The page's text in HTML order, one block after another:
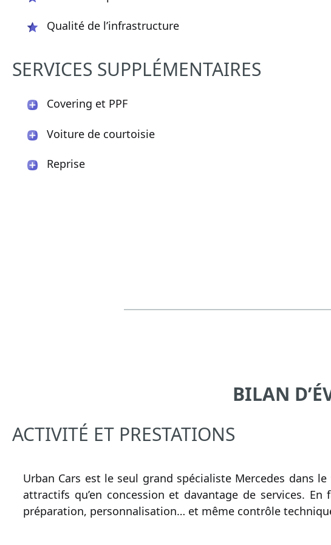
Qualité de l’infrastructure
SERVICES SUPPLÉMENTAIRES
Covering et PPF
Voiture de courtoisie
Reprise
BILAN
ACTIVITÉ ET PRESTATIONS
Urban Cars est le seul grand spécialiste Mercedes dans
attractifs qu’en concession et davantage de services.
préparation, personnalisation… et même contrôle